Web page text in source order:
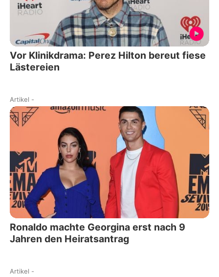
Vor Klinikdrama: Perez Hilton bereut fiese
Lästereien
Artikel -
Ronaldo machte Georgina erst nach 9
Jahren den Heiratsantrag
Artikel -